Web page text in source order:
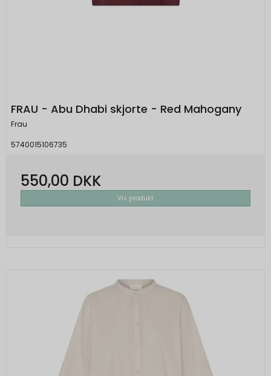
FRAU - Abu Dhabi skjorte - Red Mahogany
Frau
5740015106735
550,00 DKK
Vis produkt